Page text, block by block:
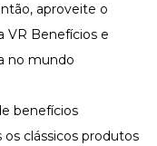
aproveite o
VR Benefícios e
no mundo
benefícios
clássicos produtos